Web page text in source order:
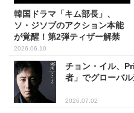
韓国ドラマ「キム部長」、
ソ・ジソブのアクション本能
が覚醒！第2弾ティザー解禁
2026.06.10
チョン・イル、
者」でグローバ
2026.07.02